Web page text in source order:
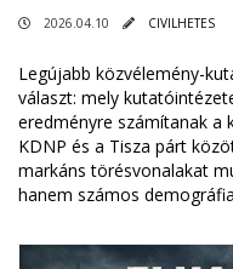
2026.04.10 CIVILHETES
Legújabb közvélemény-
választ: mely
eredményre számítanak a
KDNP és a Tisza párt
markáns törésvonalakat
hanem számos